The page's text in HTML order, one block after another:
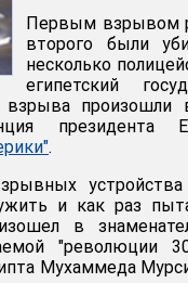
Первым взрывом
второго были
несколько
египетский
взрыва произошли
президента
.
и как раз
в
"революции
Мухаммеда